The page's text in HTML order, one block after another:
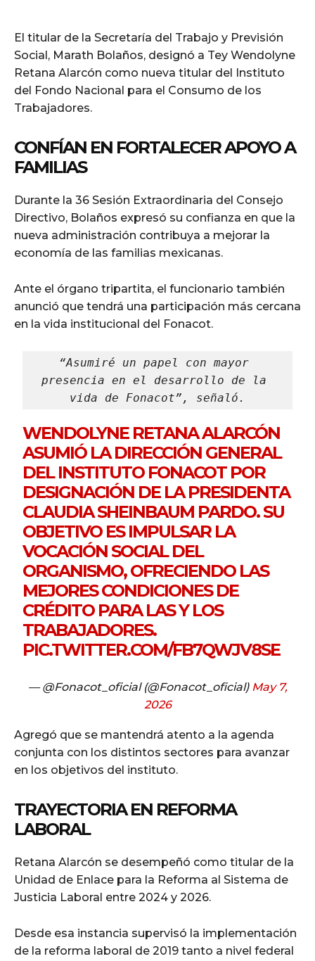
El titular de la Secretaría del Trabajo y Previsión
Social, Marath Bolaños, designó a Tey Wendolyne
Retana Alarcón como nueva titular del Instituto
del Fondo Nacional para el Consumo de los
Trabajadores.
CONFÍAN EN FORTALECER APOYO A
FAMILIAS
Durante la 36 Sesión Extraordinaria del Consejo
Directivo, Bolaños expresó su confianza en que la
nueva administración contribuya a mejorar la
economía de las familias mexicanas.
Ante el órgano tripartita, el funcionario también
anunció que tendrá una participación más cercana
en la vida institucional del Fonacot.
“Asumiré un papel con mayor
presencia en el desarrollo de la
vida de Fonacot”, señaló.
WENDOLYNE RETANA ALARCÓN
ASUMIÓ LA DIRECCIÓN GENERAL
DEL INSTITUTO FONACOT POR
DESIGNACIÓN DE LA PRESIDENTA
CLAUDIA SHEINBAUM PARDO. SU
OBJETIVO ES IMPULSAR LA
VOCACIÓN SOCIAL DEL
ORGANISMO, OFRECIENDO LAS
MEJORES CONDICIONES DE
CRÉDITO PARA LAS Y LOS
TRABAJADORES.
PIC.TWITTER.COM/FB7QWJV8SE
— @Fonacot_oficial (@Fonacot_oficial) May 7,
2026
Agregó que se mantendrá atento a la agenda
conjunta con los distintos sectores para avanzar
en los objetivos del instituto.
TRAYECTORIA EN REFORMA
LABORAL
Retana Alarcón se desempeñó como titular de la
Unidad de Enlace para la Reforma al Sistema de
Justicia Laboral entre 2024 y 2026.
Desde esa instancia supervisó la implementación
de la reforma laboral de 2019 tanto a nivel federal